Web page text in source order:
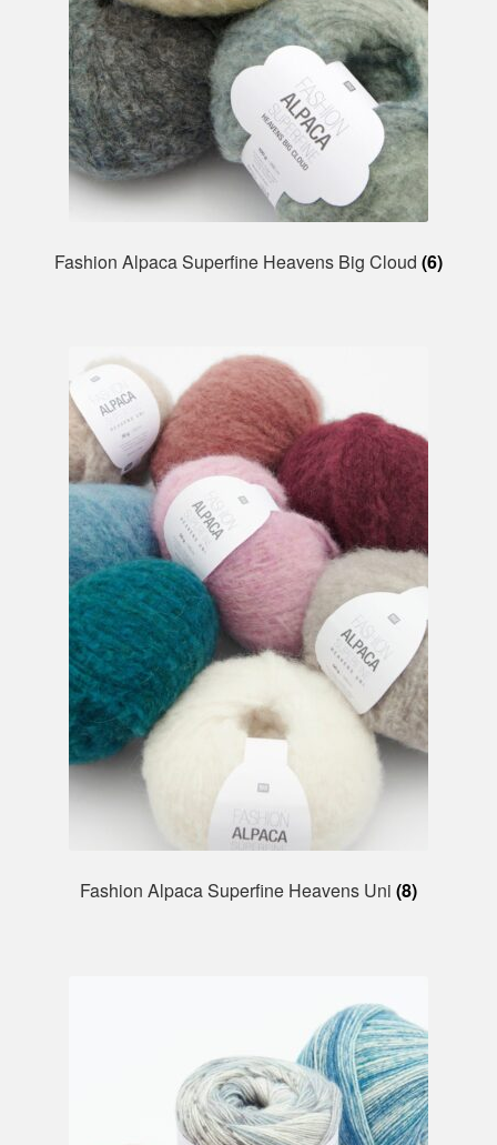
Fashion Alpaca Superfine Heavens Big Cloud (6)
Fashion Alpaca Superfine Heavens Uni (8)